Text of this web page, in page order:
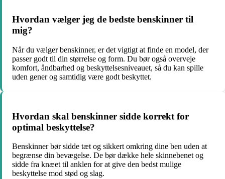
Hvordan vælger jeg de bedste benskinner til
mig?
Når du vælger benskinner, er det vigtigt at finde en model, der
passer godt til din størrelse og form. Du bør også overveje
komfort, åndbarhed og beskyttelsesniveauet, så du kan spille
uden gener og samtidig være godt beskyttet.
Hvordan skal benskinner sidde korrekt for
optimal beskyttelse?
Benskinner bør sidde tæt og sikkert omkring dine ben uden at
begrænse din bevægelse. De bør dække hele skinnebenet og
sidde fra knæet til anklen for at give den bedst mulige
beskyttelse mod stød og slag.